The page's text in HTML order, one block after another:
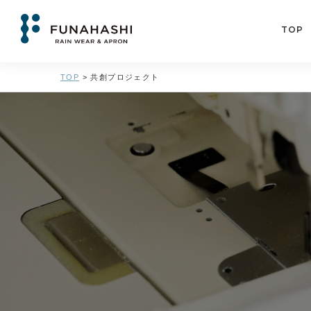
TOP
TOP >共創プロジェクト